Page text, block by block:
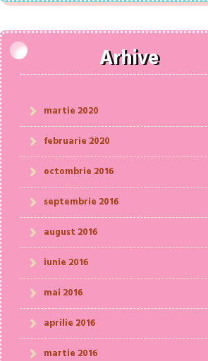
Arhive
martie 2020
februarie 2020
octombrie 2016
septembrie 2016
august 2016
iunie 2016
mai 2016
aprilie 2016
martie 2016